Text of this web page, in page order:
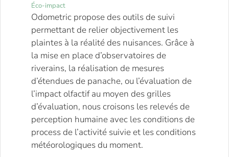
Éco-impact
Odometric propose des outils de suivi
permettant de relier objectivement les
plaintes à la réalité des nuisances. Grâce à
la mise en place d’observatoires de
riverains, la réalisation de mesures
d’étendues de panache, ou l’évaluation de
l’impact olfactif au moyen des grilles
d’évaluation, nous croisons les relevés de
perception humaine avec les conditions de
process de l’activité suivie et les conditions
météorologiques du moment.